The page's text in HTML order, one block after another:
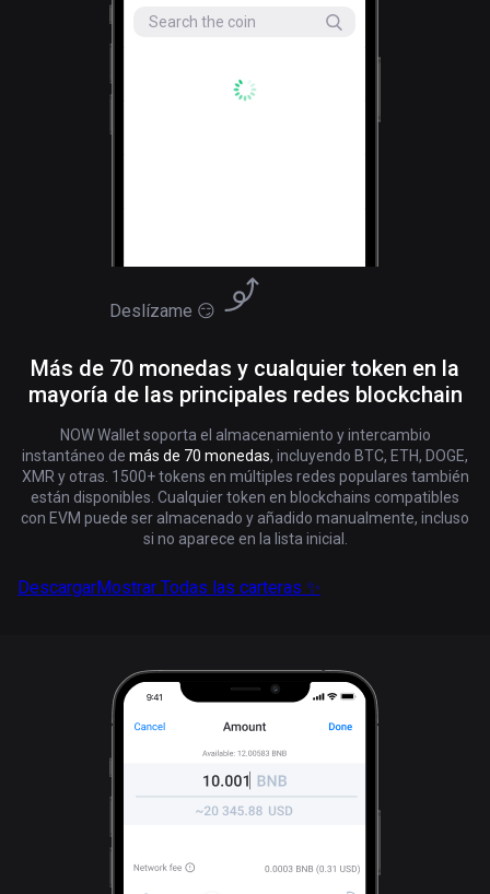
Deslízame 😏
Más de 70 monedas y cualquier token en la
mayoría de las principales redes blockchain
NOW Wallet soporta el almacenamiento y intercambio
instantáneo de más de 70 monedas, incluyendo BTC, ETH, DOGE,
XMR y otras. 1500+ tokens en múltiples redes populares también
están disponibles. Cualquier token en blockchains compatibles
con EVM puede ser almacenado y añadido manualmente, incluso
si no aparece en la lista inicial.
DescargarMostrar Todas las carteras ✨